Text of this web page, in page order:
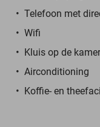
Telefoon met
Wifi
Kluis op de kamer
Airconditioning
Koffie- en